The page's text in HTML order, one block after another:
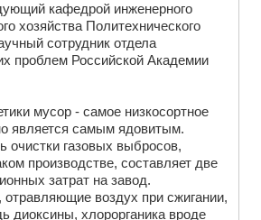
кафедрой инженерного
хозяйства Политехнического
сотрудник отдела
проблем Российской Академии
мусор - самое низкосортное
является самым ядовитым.
очистки газовых выбросов,
производстве, составляет две
затрат на завод.
воздух при сжигании,
диоксины, хлорорганика вроде